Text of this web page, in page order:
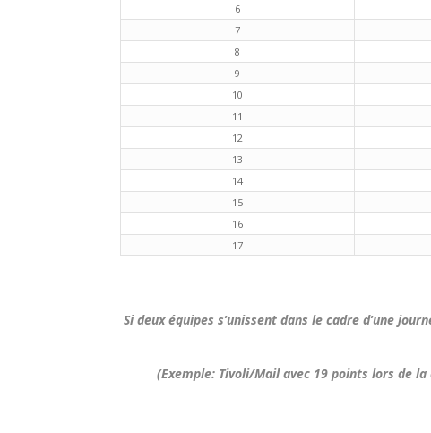
6
7
8
9
10
11
12
13
14
15
16
17
Si deux équipes s’unissent dans le cadre d’une
(Exemple: Tivoli/Mail avec 19 points lors de